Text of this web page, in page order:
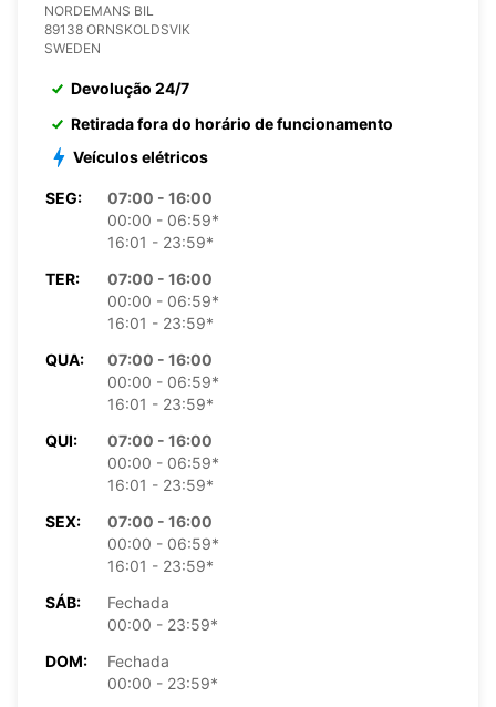
NORDEMANS BIL
89138 ORNSKOLDSVIK
SWEDEN
Devolução 24/7
Retirada fora do horário de funcionamento
Veículos elétricos
SEG:
07:00 - 16:00
00:00 - 06:59*
16:01 - 23:59*
TER:
07:00 - 16:00
00:00 - 06:59*
16:01 - 23:59*
QUA:
07:00 - 16:00
00:00 - 06:59*
16:01 - 23:59*
QUI:
07:00 - 16:00
00:00 - 06:59*
16:01 - 23:59*
SEX:
07:00 - 16:00
00:00 - 06:59*
16:01 - 23:59*
SÁB:
Fechada
00:00 - 23:59*
DOM:
Fechada
00:00 - 23:59*